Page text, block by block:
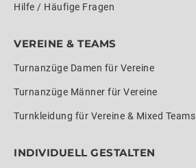
Hilfe / Häufige Fragen
VEREINE & TEAMS
Turnanzüge Damen für Vereine
Turnanzüge Männer für Vereine
Turnkleidung für Vereine & Mixed Teams
INDIVIDUELL GESTALTEN